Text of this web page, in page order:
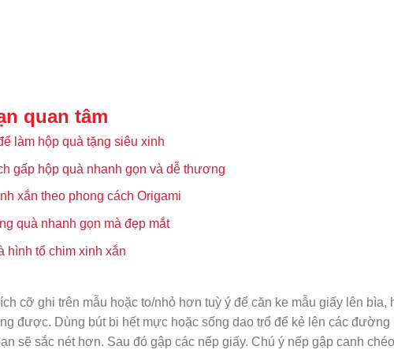
quan tâm
làm hộp quà tặng siêu xinh
gấp hộp quà nhanh gọn và dễ thương
xắn theo phong cách Origami
quà nhanh gọn mà đẹp mắt
hình tổ chim xinh xắn
cỡ ghi trên mẫu hoặc to/nhỏ hơn tuỳ ý để căn ke mẫu giấy lên bìa,
được. Dùng bút bi hết mực hoặc sống dao trổ để kẻ lên các
sẽ sắc nét hơn. Sau đó gập các nếp giấy. Chú ý nếp gập canh